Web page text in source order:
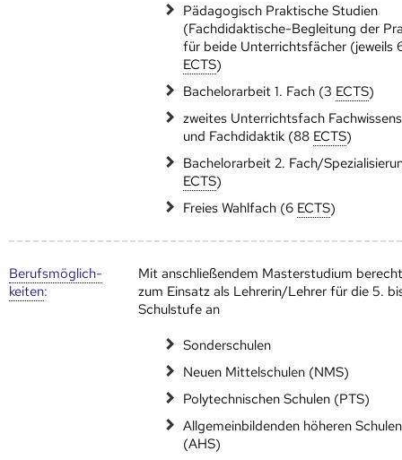
Pädagogisch Praktische Studien
(Fachdidaktische-Begleitung der
für beide Unterrichtsfächer (jeweils
ECTS)
Bachelorarbeit 1. Fach (3 ECTS)
zweites Unterrichtsfach
und Fachdidaktik (88 ECTS)
Bachelorarbeit 2. Fach/
ECTS)
Freies Wahlfach (6 ECTS)
Berufs­möglich­
keiten:
Mit anschließendem Masterstudium
zum Einsatz als Lehrerin/Lehrer für die 5.
Schulstufe an
Sonderschulen
Neuen Mittelschulen (NMS)
Polytechnischen Schulen (PTS)
Allgemeinbildenden höheren Schulen
(AHS)